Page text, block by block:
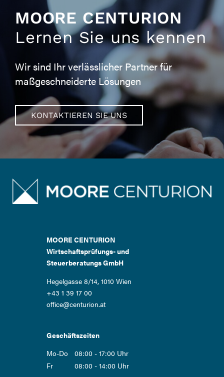
MOORE CENTURION
Lernen Sie uns kennen
Wir sind Ihr verlässlicher Partner für
maßgeschneiderte Lösungen
KONTAKTIEREN SIE UNS
MOORE CENTURION
Wirtschaftsprüfungs- und
Steuerberatungs GmbH
Hegelgasse 8/14, 1010 Wien
+43 1 39 17 00
office@centurion.at
Geschäftszeiten
Mo-Do
08:00 - 17:00 Uhr
Fr
08:00 - 14:00 Uhr